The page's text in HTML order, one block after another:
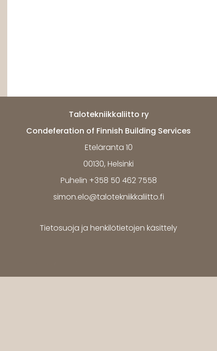
Talotekniikkaliitto ry
Condeferation of Finnish Building Services
Eteläranta 10
00130, Helsinki
Puhelin +358 50 462 7558
simon.elo@talotekniikkaliitto.fi
Tietosuoja ja henkilötietojen käsittely